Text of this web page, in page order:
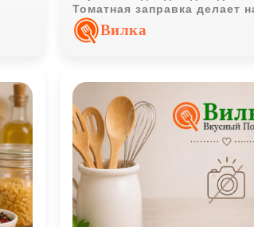
Томатная заправка делает
насыщенной по вкусу.
Вилка